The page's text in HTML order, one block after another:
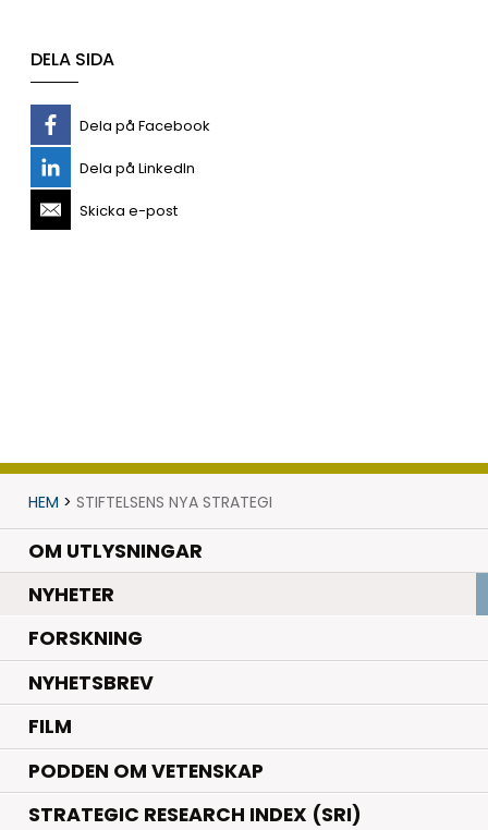
DELA SIDA
Dela på Facebook
Dela på LinkedIn
Skicka e-post
HEM > STIFTELSENS NYA STRATEGI
OM UTLYSNINGAR
NYHETER.
FORSKNING.
NYHETSBREV
FILM
PODDEN OM VETENSKAP
STRATEGIC RESEARCH INDEX (SRI)